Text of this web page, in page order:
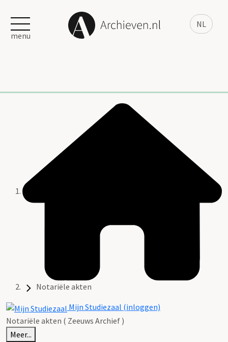
NL
menu
Notariële akten
Mijn Studiezaal (inloggen)
Notariële akten ( Zeeuws Archief )
Meer...